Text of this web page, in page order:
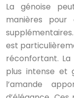
La génoise
manières pour
est
réconfortant.
plus intense et
l’amande